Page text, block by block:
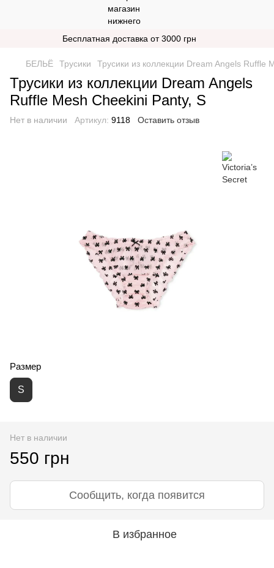
Бесплатная доставка от 3000 грн
БЕЛЬЁ Трусики Трусики из коллекции Dream Angels Ruffle
Трусики из коллекции Dream Angels
Ruffle Mesh Cheekini Panty, S
Нет в наличии Артикул: 9118 Оставить отзыв
Размер
S
Нет в наличии
550 грн
Сообщить, когда появится
В избранное